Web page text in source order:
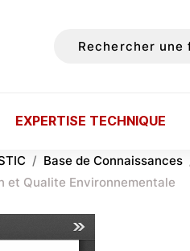
EXPERTISE TECHNIQUE
Base de Connaissances
et Qualite Environnementale